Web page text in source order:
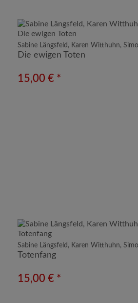
Sabine Längsfeld, Karen Witthuhn,
Die ewigen Toten
15,00 € *
Sabine Längsfeld, Karen Witthuhn,
Totenfang
15,00 € *